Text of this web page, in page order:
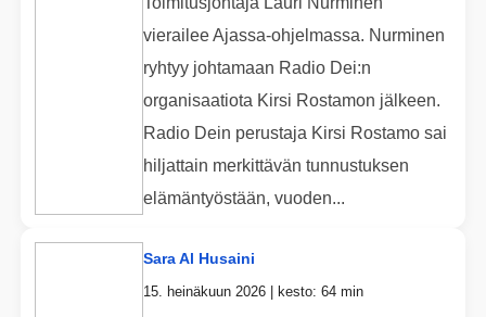
vierailee Ajassa-ohjelmassa. Nurminen
ryhtyy johtamaan Radio Dei:n
organisaatiota Kirsi Rostamon jälkeen.
Radio Dein perustaja Kirsi Rostamo sai
hiljattain merkittävän tunnustuksen
elämäntyöstään, vuoden...
Sara Al Husaini
15. heinäkuun 2026 | kesto: 64 min